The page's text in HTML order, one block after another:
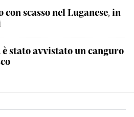
scasso nel Luganese, in
stato avvistato un canguro